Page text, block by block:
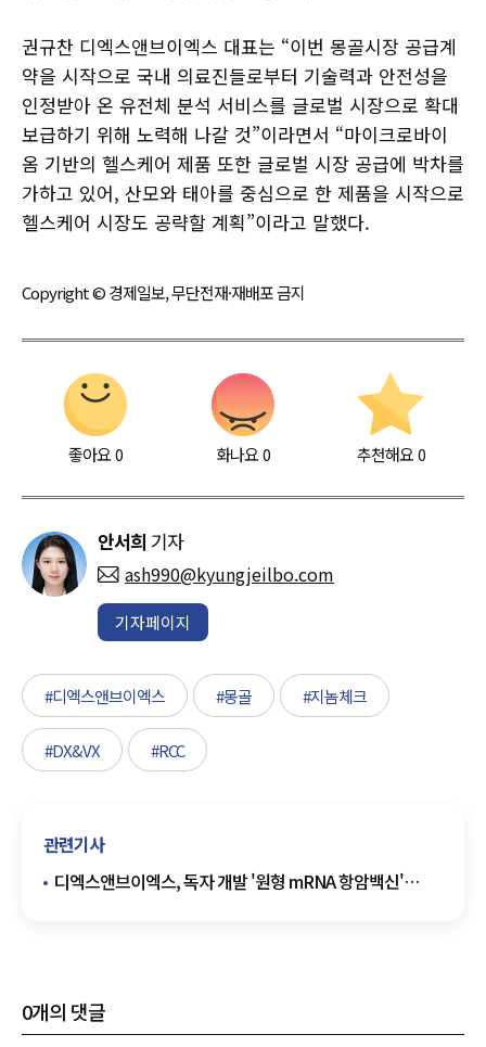
권규찬 디엑스앤브이엑스 대표는 “이번 몽골시장 공급계
약을 시작으로 국내 의료진들로부터 기술력과 안전성을
인정받아 온 유전체 분석 서비스를 글로벌 시장으로 확대
보급하기 위해 노력해 나갈 것”이라면서 “마이크로바이
옴 기반의 헬스케어 제품 또한 글로벌 시장 공급에 박차를
가하고 있어, 산모와 태아를 중심으로 한 제품을 시작으로
헬스케어 시장도 공략할 계획”이라고 말했다.
Copyright © 경제일보, 무단전재·재배포 금지
좋아요0 화나요0 추천해요 0
안서희 기자
ash990@kyungjeilbo.com
기자페이지
#디엑스앤브이엑스 #몽골 #지놈체크
#DX&VX #RCC
관련기사
디엑스앤브이엑스, 독자 개발 '원형 mRNA 항암백신'
0개의 댓글